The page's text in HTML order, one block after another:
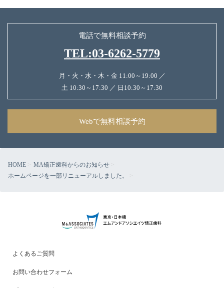
電話で無料相談予約
TEL:03-6262-5779
月・火・水・木・金 11:00～19:00 ／
土 10:30～17:30 ／ 日10:30～17:30
Webで無料相談予約
HOME
MA矯正歯科からのお知らせ
ホームページを一部リニューアルしました。
よくあるご質問
お問い合わせフォーム